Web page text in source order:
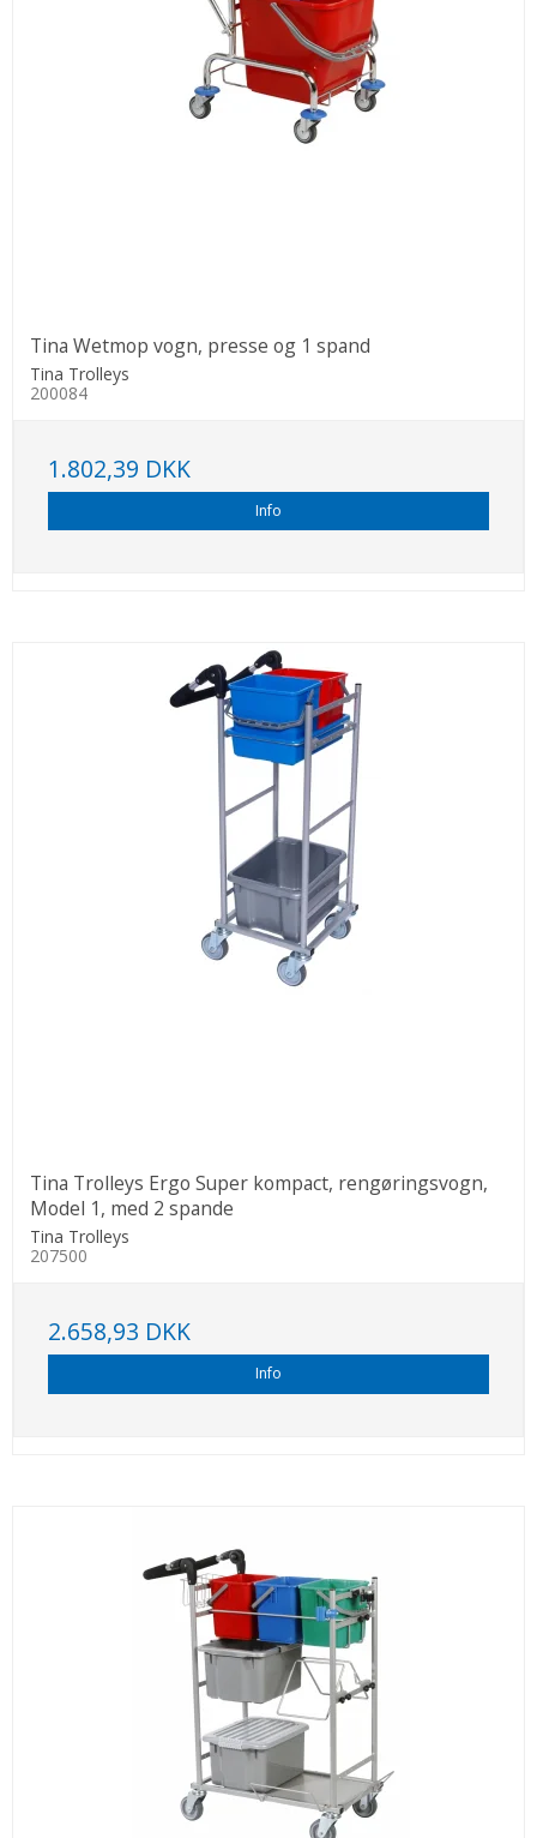
Tina Wetmop vogn, presse og 1 spand
Tina Trolleys
200084
1.802,39 DKK
Info
Tina Trolleys Ergo Super kompact, rengøringsvogn,
Model 1, med 2 spande
Tina Trolleys
207500
2.658,93 DKK
Info